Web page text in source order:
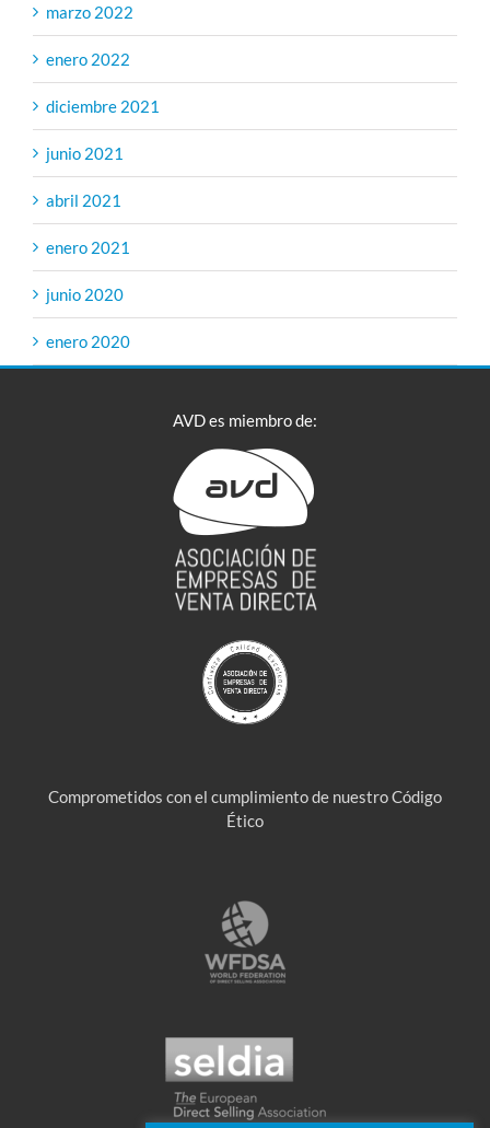
marzo 2022
enero 2022
diciembre 2021
junio 2021
abril 2021
enero 2021
junio 2020
enero 2020
AVD es miembro de:
Comprometidos con el cumplimiento de nuestro Código
Ético